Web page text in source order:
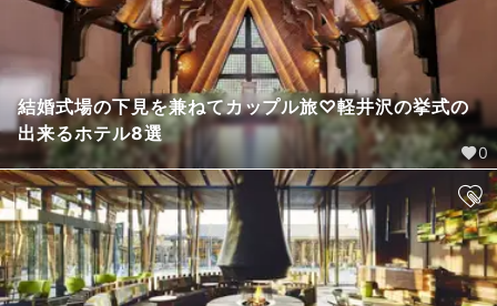
結婚式場の下見を兼ねてカップル旅♡軽井沢の挙式の
出来るホテル8選
0